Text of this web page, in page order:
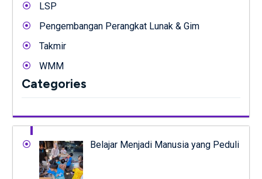
LSP
Pengembangan Perangkat Lunak & Gim
Takmir
WMM
Categories
Belajar Menjadi Manusia yang Peduli